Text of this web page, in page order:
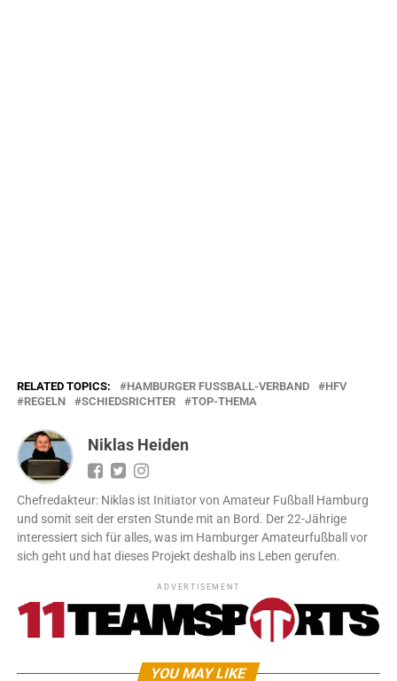
RELATED TOPICS: HAMBURGER FUSSBALL-VERBAND
HFV
REGELN
SCHIEDSRICHTER TOP-THEMA
Niklas Heiden
Chefredakteur: Niklas ist Initiator von Amateur Fußball Hamburg
und somit seit der ersten Stunde mit an Bord. Der 22-Jährige
interessiert sich für alles, was im Hamburger Amateurfußball vor
sich geht und hat dieses Projekt deshalb ins Leben gerufen.
ADVERTISEMENT
YOU MAY LIKE